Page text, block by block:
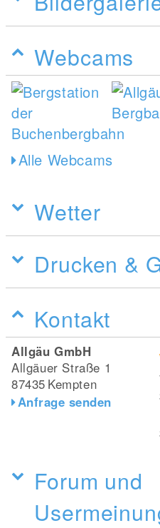
Webcams
Alle Webcams
Wetter
Drucken &
Kontakt
Allgäu GmbH
Allgäuer Straße 1
87435 Kempten
Anfrage senden
Forum und